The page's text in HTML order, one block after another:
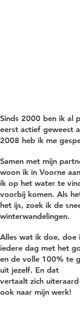
Sinds 2000 ben ik al
eerst actief geweest
2008 heb ik me
Samen met mijn
woon ik in Voorne
ik op het water te
voorbij komen. Als
het ijs, zoek ik de
winterwandelingen.
Alles wat ik doe, doe
iedere dag met het
en de volle 100% te
uit jezelf. En dat
vertaalt zich uiteraard
ook naar mijn werk!